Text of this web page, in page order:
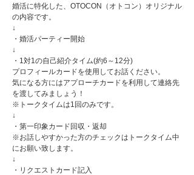
婚活に特化した、OTOCON（オトコン）オリジナル
の内容です。
↓
・婚活パーティー開始
↓
・1対1の自己紹介タイム(約6～12分)
プロフィールカードを使用してお話ください。
気になる方にはアプローチカードを利用して連絡先
を渡してみましょう！
※トークタイムは1回のみです。
↓
・第一印象カード回収・返却
※お話しやすかった方のチェックはトークタイム中
にお願い致します。
↓
・リクエストカード記入